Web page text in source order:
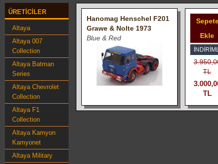
ÜRETICILER
Altaya
Altaya 007
Collection
Altaya Batman
Series
Altaya Chevrolet
Collection
Altaya F1
Collection
Altaya Kamyon
Kamyonet
Altaya Military
Hanomag Henschel F201
Grawe & Nolte 1973
Blue & Red
Ekle
TL
TL